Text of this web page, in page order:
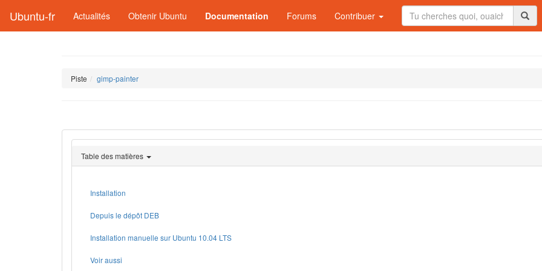
Ubuntu-fr Actualités Obtenir Ubuntu Documentation Forums Contribuer
Piste gimp-painter
Table des matières
Installation
Depuis le dépôt DEB
Installation manuelle sur Ubuntu 10.04 LTS
Voir aussi